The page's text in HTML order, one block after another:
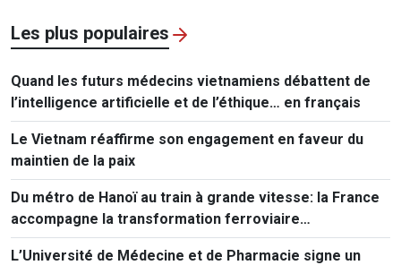
Les plus populaires
Quand les futurs médecins vietnamiens débattent de
l’intelligence artificielle et de l’éthique… en français
Le Vietnam réaffirme son engagement en faveur du
maintien de la paix
Du métro de Hanoï au train à grande vitesse: la France
accompagne la transformation ferroviaire
vietnamienne
L’Université de Médecine et de Pharmacie signe un